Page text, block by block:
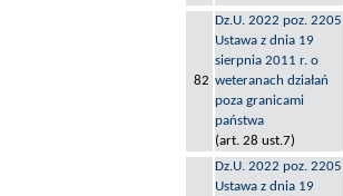
82
Dz.U. 2022 poz. 2205
Ustawa z dnia 19
sierpnia 2011 r. o
weteranach działań
poza granicami
państwa
(art. 28 ust.7)
Dz.U. 2022 poz. 2205
Ustawa z dnia 19